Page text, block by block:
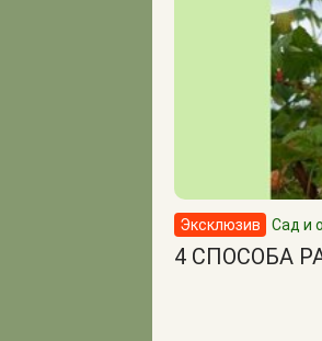
Эксклюзив Сад и
4 СПОСОБА